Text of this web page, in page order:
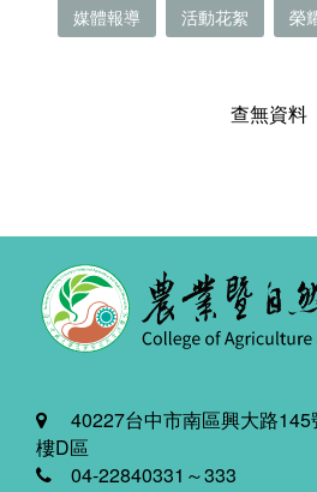
媒體報導 活動花絮 榮
查無資料
40227台中市南區興大路145
樓D區
04-22840331～333